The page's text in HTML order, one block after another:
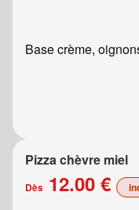
Base crème,
Pizza chèvre miel
Dès 12.00 €